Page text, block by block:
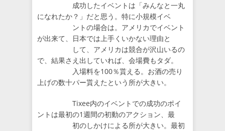
成功したイベントは「みんなと一丸
になれたか？」だと思う。特に小規模イベ
ントの場合は。アメリカでイベント
が出来て、日本では上手くいかない理由と
して、アメリカは競合が沢山いるの
で、結果さえ出していれば、会場費もタダ。
入場料を100％貰える。お酒の売り
上げの数十パー貰えたという所が大きい。
Tixee内のイベントでの成功のポイ
ントは最初の1週間の初動のアクション、最
初のしかけによる所が大きい。最初